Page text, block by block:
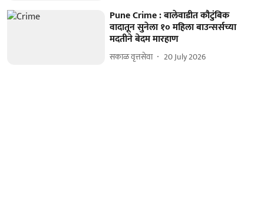
Pune Crime : बालेवाडीत कौटुंबिक
वादातून सुनेला १० महिला बाउन्सर्सच्या
मदतीने बेदम मारहाण
सकाळ वृत्तसेवा 20 July 2026